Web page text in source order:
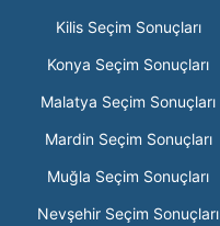
Kilis Seçim Sonuçları
Konya Seçim Sonuçları
Malatya Seçim Sonuçları
Mardin Seçim Sonuçları
Muğla Seçim Sonuçları
Nevşehir Seçim Sonuçları